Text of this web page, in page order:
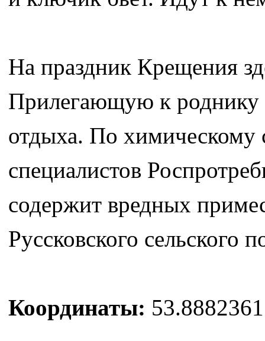
На праздник Крещения
Прилегающую к роднику
отдыха. По химическому
специалистов
содержит вредных
Руссковского сельского
Координаты: